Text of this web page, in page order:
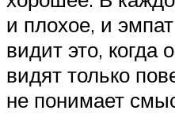
и плохое, и
видит это,
видят только
не понимает